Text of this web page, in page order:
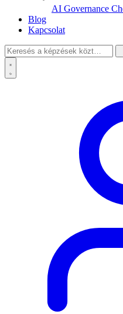
AI Governance
Blog
Kapcsolat